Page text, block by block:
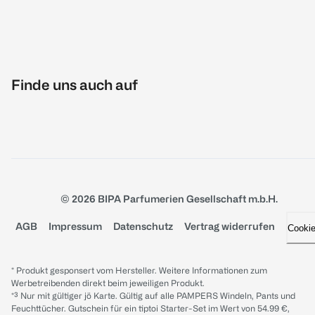
Finde uns auch auf
© 2026 BIPA Parfumerien Gesellschaft m.b.H.
AGB Impressum Datenschutz Vertrag widerrufen
* Produkt gesponsert vom Hersteller. Weitere Informationen zum
Werbetreibenden direkt beim jeweiligen Produkt.
*³ Nur mit gültiger jö Karte. Gültig auf alle PAMPERS Windeln, Pants und
Feuchttücher. Gutschein für ein tiptoi Starter-Set im Wert von 54.99 €,